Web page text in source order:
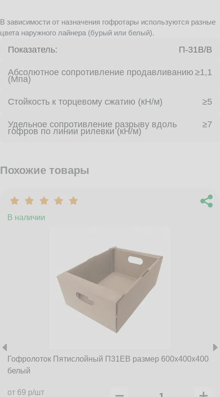
В зависимости от назначения гофротары используются разные
цвета наружного лайнера (бурый или белый).
Показатель: П-31В/B
Абсолютное сопротивление продавливанию
(Мпа)
≥1,1
Стойкость к торцевому сжатию (кН/м) ≥5
Удельное сопротивление разрыву вдоль
гофров по линии рилевки (кН/м)
≥7
Похожие товары
В наличии
Гофролоток Пятислойный П31EB размер 600x400x400
белый
от 69 р/шт